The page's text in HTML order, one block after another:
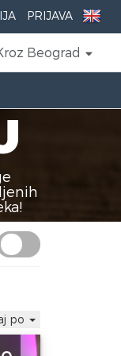
PRIJAVA
Beograd
po